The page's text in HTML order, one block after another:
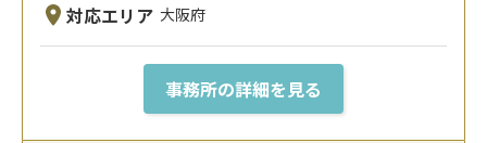
対応エリア 大阪府
事務所の詳細を見る